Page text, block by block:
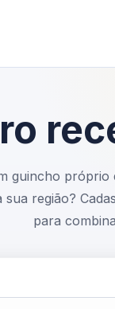
guincho
sua região?
para